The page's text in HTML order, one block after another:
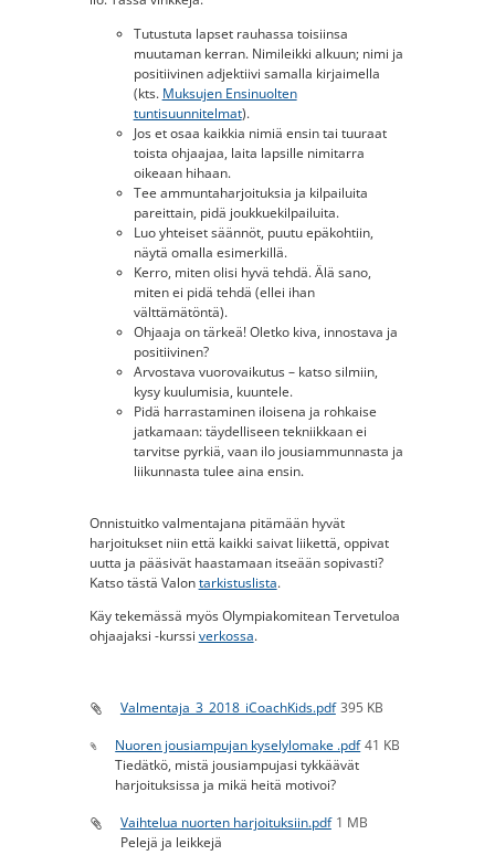
Tutustuta lapset rauhassa toisiinsa
muutaman kerran. Nimileikki alkuun; nimi ja
positiivinen adjektiivi samalla kirjaimella
(kts. Muksujen Ensinuolten
tuntisuunnitelmat).
Jos et osaa kaikkia nimiä ensin tai tuuraat
toista ohjaajaa, laita lapsille nimitarra
oikeaan hihaan.
Tee ammuntaharjoituksia ja kilpailuita
pareittain, pidä joukkuekilpailuita.
Luo yhteiset säännöt, puutu epäkohtiin,
näytä omalla esimerkillä.
Kerro, miten olisi hyvä tehdä. Älä sano,
miten ei pidä tehdä (ellei ihan
välttämätöntä).
Ohjaaja on tärkeä! Oletko kiva, innostava ja
positiivinen?
Arvostava vuorovaikutus – katso silmiin,
kysy kuulumisia, kuuntele.
Pidä harrastaminen iloisena ja rohkaise
jatkamaan: täydelliseen tekniikkaan ei
tarvitse pyrkiä, vaan ilo jousiammunnasta ja
liikunnasta tulee aina ensin.
Onnistuitko valmentajana pitämään hyvät
harjoitukset niin että kaikki saivat liikettä, oppivat
uutta ja pääsivät haastamaan itseään sopivasti?
Katso tästä Valontarkistuslista.
Käy tekemässä myös Olympiakomitean Tervetuloa
ohjaajaksi -kurssi verkossa.
Valmentaja_3_2018_iCoachKids.pdf 395 KB
Nuoren jousiampujan kyselylomake .pdf 41 KB
Tiedätkö, mistä jousiampujasi tykkäävät
harjoituksissa ja mikä heitä motivoi?
Vaihtelua nuorten harjoituksiin.pdf 1 MB
Pelejä ja leikkejä